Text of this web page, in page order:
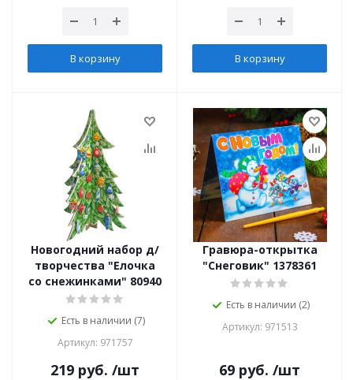
В корзину В корзину
Новогодний набор д/
творчества "Елочка
со снежинками" 80940
Есть в наличии (7)
Артикул: 971757
219 руб. /шт
Гравюра-открытка
"Снеговик" 1378361
Есть в наличии (2)
Артикул: 971513
69 руб. /шт